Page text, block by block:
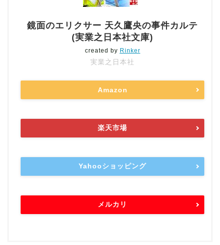
鏡面のエリクサー 天久鷹央の事件カルテ
(実業之日本社文庫)
created by Rinker
実業之日本社
Amazon
楽天市場
Yahooショッピング
メルカリ